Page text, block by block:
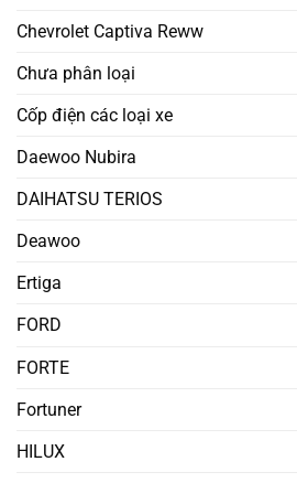
Chevrolet Captiva Reww
Chưa phân loại
Cốp điện các loại xe
Daewoo Nubira
DAIHATSU TERIOS
Deawoo
Ertiga
FORD
FORTE
Fortuner
HILUX